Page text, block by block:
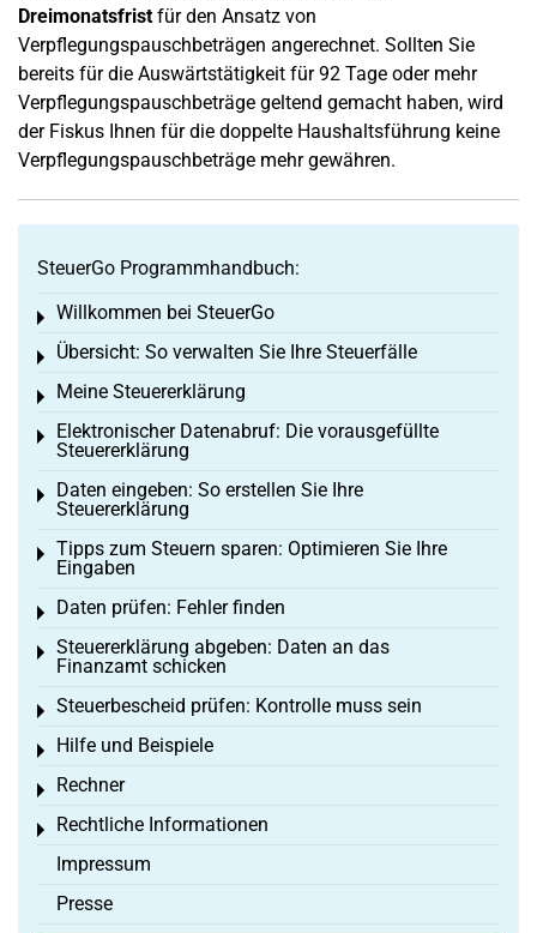
Dreimonatsfristfür den Ansatz von
Verpflegungspauschbeträgen angerechnet. Sollten Sie
bereits für die Auswärtstätigkeit für 92 Tage oder mehr
Verpflegungspauschbeträge geltend gemacht haben, wird
der Fiskus Ihnen für die doppelte Haushaltsführung keine
Verpflegungspauschbeträge mehr gewähren.
SteuerGo Programmhandbuch:
Willkommen bei SteuerGo
Toggle menu
Übersicht: So verwalten Sie Ihre Steuerfälle
Toggle menu
Meine Steuererklärung
Toggle menu
Elektronischer Datenabruf: Die vorausgefüllte
Steuererklärung
Toggle menu
Daten eingeben: So erstellen Sie Ihre
Steuererklärung
Toggle menu
Tipps zum Steuern sparen: Optimieren Sie Ihre
Eingaben
Toggle menu
Daten prüfen: Fehler finden
Toggle menu
Steuererklärung abgeben: Daten an das
Finanzamt schicken
Toggle menu
Steuerbescheid prüfen: Kontrolle muss sein
Toggle menu
Hilfe und Beispiele
Toggle menu
Rechner
Toggle menu
Rechtliche Informationen
Toggle menu
Impressum
Presse